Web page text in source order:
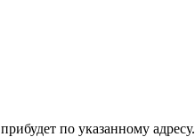
по указанному адресу.